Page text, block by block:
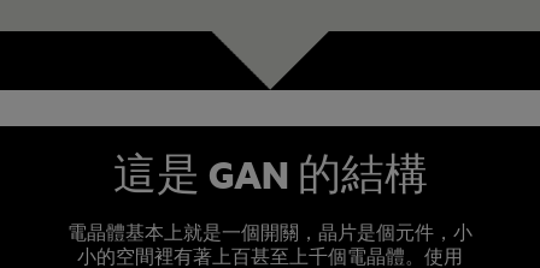
這是 GAN 的結構
電晶體基本上就是一個開關，晶片是個元件，小
小的空間裡有著上百甚至上千個電晶體。使用